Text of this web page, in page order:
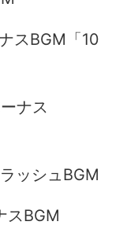
スBGM「10
ナス
ッシュBGM
スBGM